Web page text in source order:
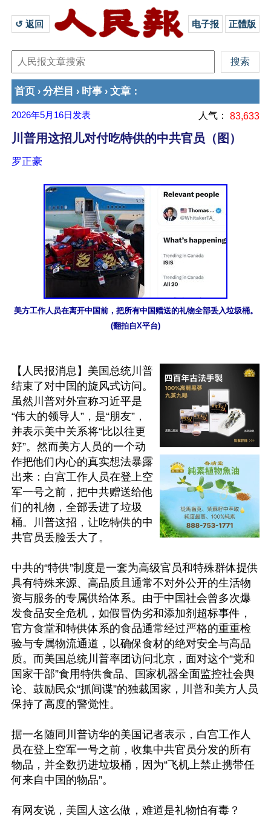
↺ 返回 电子报 正體版
首页 › 分栏目 › 时事 › 文章 ：
2026年5月16日 发表 人气： 83,633
川普用这招儿对付吃特供的中共官员（图）
罗正豪
美方工作人员在离开中国前，把所有中国赠送的礼物全部丢入垃圾桶。
(翻拍自X平台)
【人民报消息】美国总统川普
结束了对中国的旋风式访问。
虽然川普对外宣称习近平是
“伟大的领导人”，是“朋友”，
并表示美中关系将“比以往更
好”。然而美方人员的一个动
作把他们内心的真实想法暴露
出来：白宫工作人员在登上空
军一号之前，把中共赠送给他
们的礼物，全部丢进了垃圾
桶。川普这招，让吃特供的中
共官员丢脸丢大了。
中共的“特供”制度是一套为高级官员和特殊群体提供
具有特殊来源、高品质且通常不对外公开的生活物
资与服务的专属供给体系。由于中国社会曾多次爆
发食品安全危机，如假冒伪劣和添加剂超标事件，
官方食堂和特供体系的食品通常经过严格的重重检
验与专属物流通道，以确保食材的绝对安全与高品
质。而美国总统川普率团访问北京，面对这个“党和
国家干部”食用特供食品、国家机器全面监控社会舆
论、鼓励民众“抓间谍”的独裁国家，川普和美方人员
保持了高度的警觉性。
据一名随同川普访华的美国记者表示，白宫工作人
员在登上空军一号之前，收集中共官员分发的所有
物品，并全数扔进垃圾桶，因为“飞机上禁止携带任
何来自中国的物品”。
有网友说，美国人这么做，难道是礼物怕有毒？